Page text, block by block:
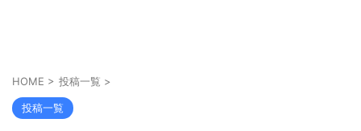
HOME > 投稿一覧 >
投稿一覧